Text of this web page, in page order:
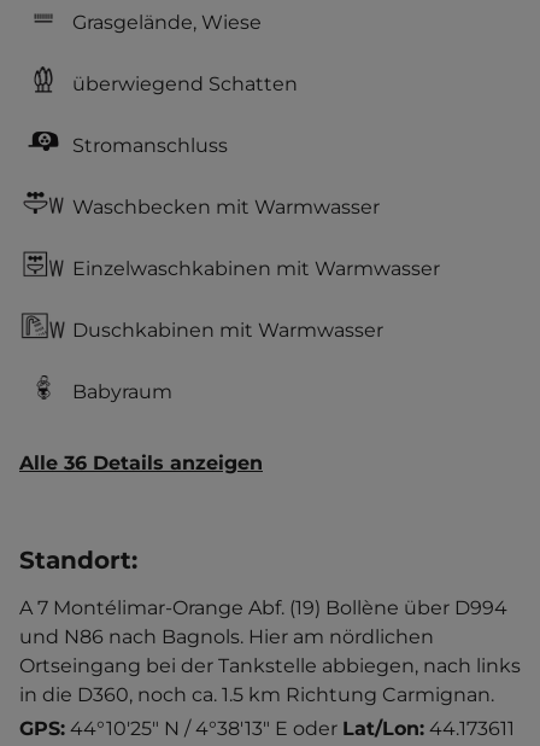
Grasgelände, Wiese
überwiegend Schatten
Stromanschluss
Waschbecken mit Warmwasser
Einzelwaschkabinen mit Warmwasser
Duschkabinen mit Warmwasser
Babyraum
Alle 36 Details anzeigen
Standort:
A 7 Montélimar-Orange Abf. (19) Bollène über D994
und N86 nach Bagnols. Hier am nördlichen
Ortseingang bei der Tankstelle abbiegen, nach links
in die D360, noch ca. 1.5 km Richtung Carmignan.
GPS: 44°10'25" N / 4°38'13" E oder Lat/Lon: 44.173611